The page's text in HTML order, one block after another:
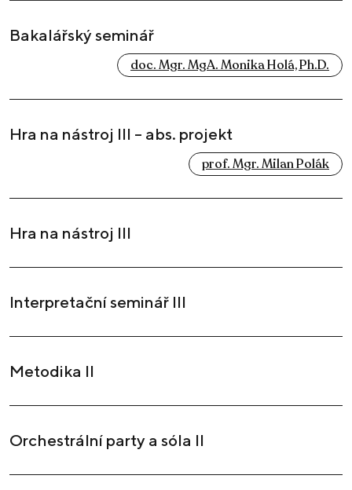
Bakalářský seminář
doc. Mgr. MgA. Monika Holá, Ph.D.
Hra na nástroj III – abs. projekt
prof. Mgr. Milan Polák
Hra na nástroj III
Interpretační seminář III
Metodika II
Orchestrální party a sóla II